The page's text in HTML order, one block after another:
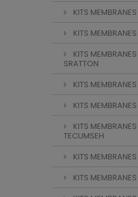
KITS
KITS
KITS
SRATTON
KITS
KITS
KITS
TECUMSEH
KITS
KITS